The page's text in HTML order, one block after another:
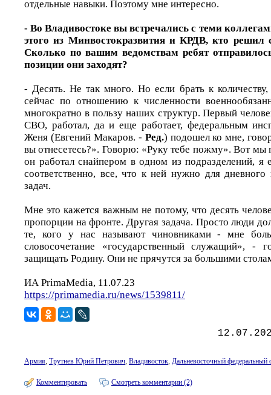
отдельные навыки. Поэтому мне интересно.
- Во Владивостоке вы встречались с теми
этого из Минвостокразвития и КРДВ, кто решил
Сколько по вашим ведомствам ребят
позиции они заходят?
- Десять. Не так много. Но если брать к
сейчас по отношению к численности
многократно в пользу наших структур. Первый
СВО, работал, да и еще работает, федеральным
Женя (Евгений Макаров. - Ред.) подошел ко мне,
вы отнесетесь?». Говорю: «Руку тебе пожму». Вот мы
он работал снайпером в одном из подразделений, я
соответственно, все, что к ней нужно для
задач.
Мне это кажется важным не потому, что десять
пропорции на фронте. Другая задача. Просто люди
те, кого у нас называют чиновниками - мне
словосочетание «государственный служащий», -
защищать Родину. Они не прячутся за большими
ИА PrimaMedia, 11.07.23
https://primamedia.ru/news/1539811/
Армия, Трутнев Юрий Петрович, Владивосток, Дальневосточный федеральный
Комментировать Смотреть комментарии (2)